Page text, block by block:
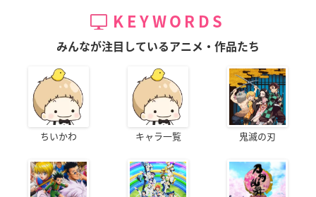
KEYWORDS
みんなが注目しているアニメ・作品たち
ちいかわ キャラ一覧 鬼滅の刃